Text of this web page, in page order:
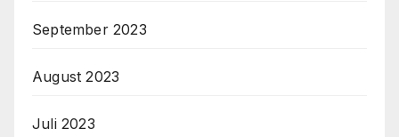
September 2023
August 2023
Juli 2023